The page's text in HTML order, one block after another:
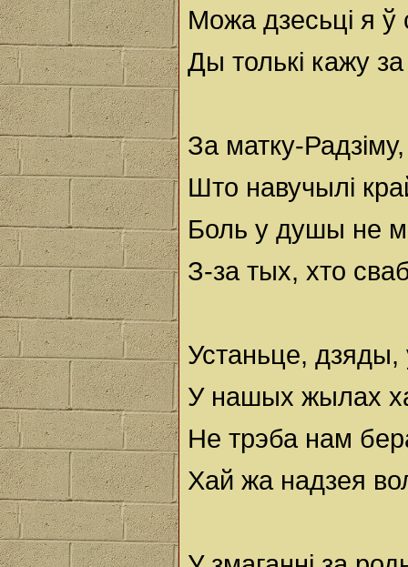
Можа дзесьці я
Ды толькі кажу за
За матку-
Што навучылі
Боль у душы не
З-за тых, хто
Устаньце, дзяды,
У нашых жылах
Не трэба нам
Хай жа надзея